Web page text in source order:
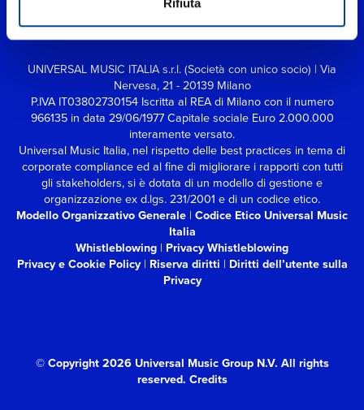
UNIVERSAL MUSIC ITALIA s.r.l. (Società con unico socio) | Via
Nervesa, 21 - 20139 Milano
P.IVA IT03802730154 Iscritta al REA di Milano con il numero
966135 in data 29/06/1977 Capitale sociale Euro 2.000.000
interamente versato.
Universal Music Italia, nel rispetto delle best practices in tema di
corporate compliance ed al fine di migliorare i rapporti con tutti
gli stakeholders, si è dotata di un modello di gestione e
organizzazione ex d.lgs. 231/2001 e di un codice etico.
Modello Organizzativo Generale | Codice Etico Universal Music
Italia
Whistleblowing | Privacy Whistleblowing
Privacy e Cookie Policy| Riserva diritti | Diritti dell’utente sulla
Privacy
© Copyright 2026 Universal Music Group N.V. All rights
reserved. Credits